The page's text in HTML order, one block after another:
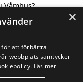
Våmhus?
omgivande
×
för att förbättra
webbplats samtycker
Läs mer